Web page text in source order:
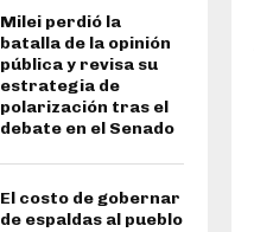
Milei perdió la
batalla de la opinión
pública y revisa su
estrategia de
polarización tras el
debate en el Senado
El costo de gobernar
de espaldas al pueblo